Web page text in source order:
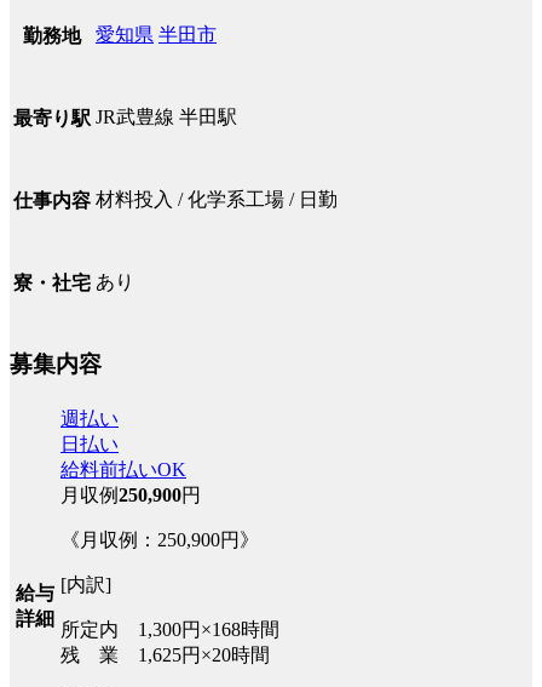
勤務地 愛知県 半田市
最寄り駅 JR武豊線 半田駅
仕事内容 材料投入 / 化学系工場 / 日勤
寮・社宅 あり
募集内容
給与
詳細
週払い
日払い
給料前払いOK
月収例250,900円
《月収例：250,900円》
[内訳]
所定内 1,300円×168時間
残 業 1,625円×20時間